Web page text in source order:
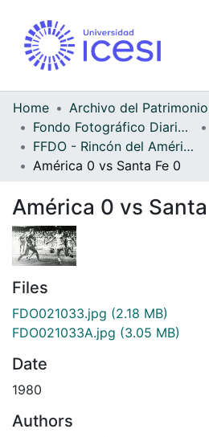
Home
Fondo Fotográfico Diario Occidente
FFDO - Rincón del América - Patrimonial
América 0 vs Santa Fe 0
América 0 vs
Files
FDO021033.jpg (2.18 MB)
FDO021033A.jpg (3.05 MB)
Date
1980
Authors